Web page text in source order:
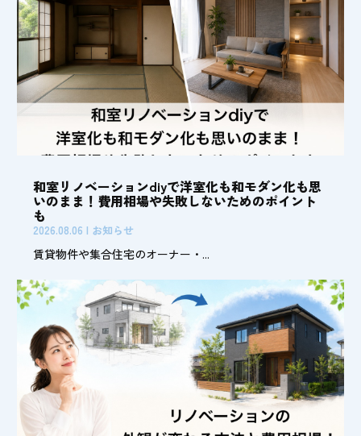
和室リノベーションdiyで洋室化も和モダン化も思
いのまま！費用相場や失敗しないためのポイント
も
2026.08.06 | お知らせ
賃貸物件や集合住宅のオーナー・...